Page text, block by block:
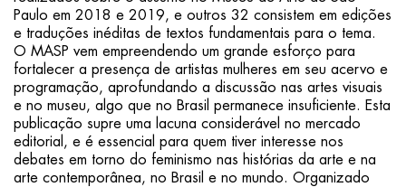
Paulo em 2018 e 2019, e outros 32 consistem em edições
e traduções inéditas de textos fundamentais para o tema.
O MASP vem empreendendo um grande esforço para
fortalecer a presença de artistas mulheres em seu acervo e
programação, aprofundando a discussão nas artes visuais
e no museu, algo que no Brasil permanece insuficiente. Esta
publicação supre uma lacuna considerável no mercado
editorial, e é essencial para quem tiver interesse nos
debates em torno do feminismo nas histórias da arte e na
arte contemporânea, no Brasil e no mundo. Organizado